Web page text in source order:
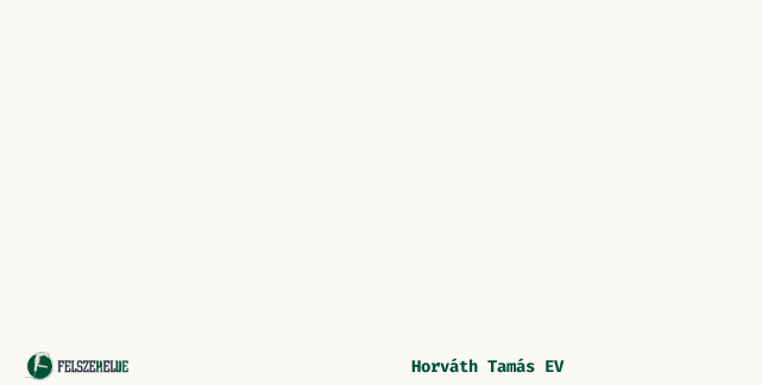
Horváth Tamás EV